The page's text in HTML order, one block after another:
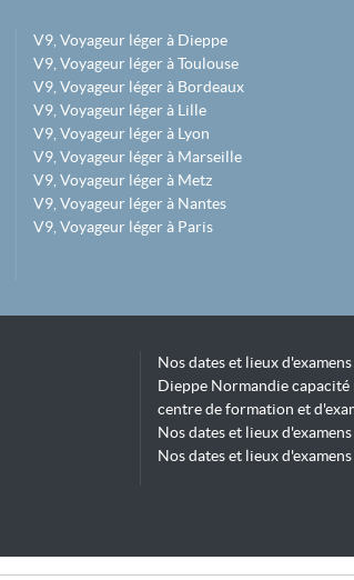
V9, Voyageur léger à Dieppe
V9, Voyageur léger à Toulouse
V9, Voyageur léger à Bordeaux
V9, Voyageur léger à Lille
V9, Voyageur léger à Lyon
V9, Voyageur léger à Marseille
V9, Voyageur léger à Metz
V9, Voyageur léger à Nantes
V9, Voyageur léger à Paris
Nos dates et lieux
Dieppe Normandie
centre de formation et
Nos dates et lieux
Nos dates et lieux